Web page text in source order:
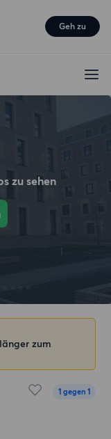
Geh zu
zu sehen
zum
1 gegen 1